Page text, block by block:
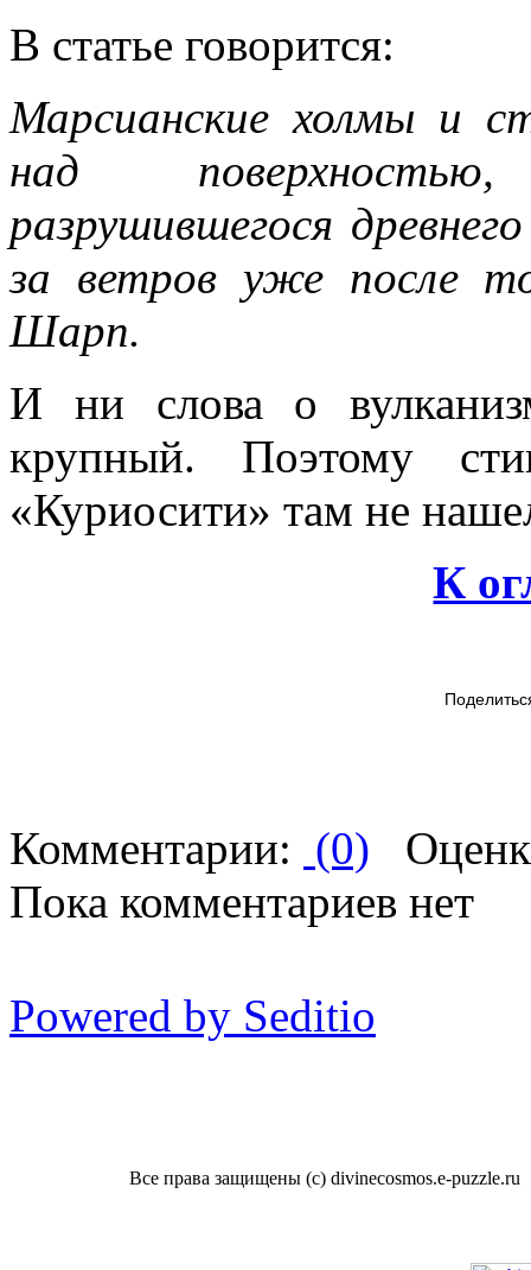
В статье говорится:
Марсианские холмы и
над
разрушившегося
за ветров уже после
Шарп.
И ни слова о
крупный. Поэтому
«Куриосити» там не
К
Комментарии: (0)
Пока комментариев нет
Powered by Seditio
Все права защищены (с) divinecosmos.e-puzzle.ru